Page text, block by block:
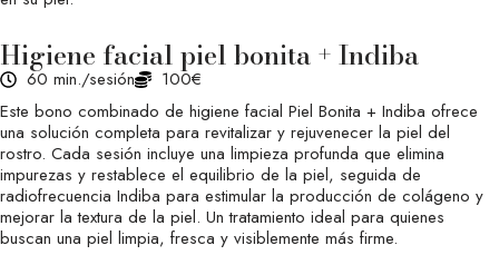
Higiene facial piel bonita + Indiba
60 min./sesión
100€
Este bono combinado de higiene facial Piel Bonita + Indiba ofrece
una solución completa para revitalizar y rejuvenecer la piel del
rostro. Cada sesión incluye una limpieza profunda que elimina
impurezas y restablece el equilibrio de la piel, seguida de
radiofrecuencia Indiba para estimular la producción de colágeno y
mejorar la textura de la piel. Un tratamiento ideal para quienes
buscan una piel limpia, fresca y visiblemente más firme.